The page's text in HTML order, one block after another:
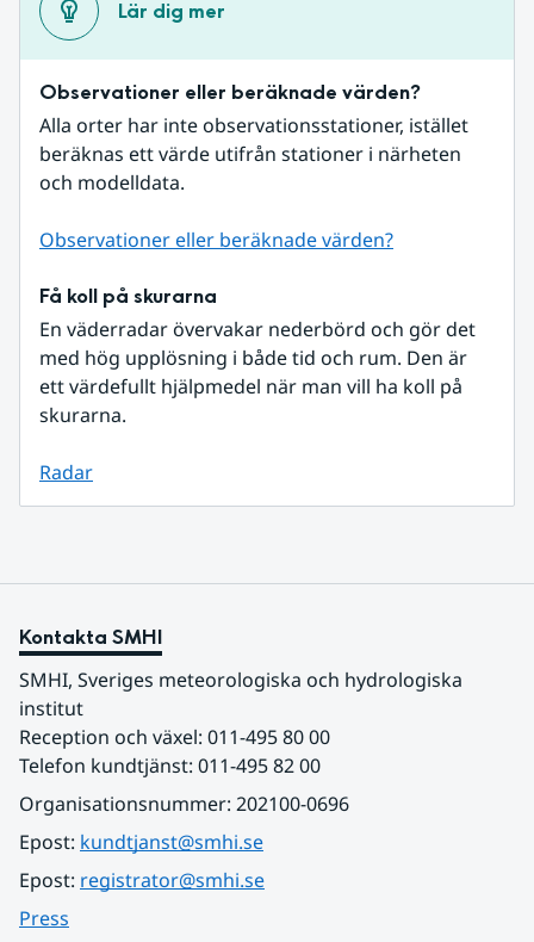
Lär dig mer
Observationer eller beräknade värden?
Alla orter har inte observationsstationer, istället
beräknas ett värde utifrån stationer i närheten
och modelldata.
Observationer eller beräknade värden?
Få koll på skurarna
En väderradar övervakar nederbörd och gör det
med hög upplösning i både tid och rum. Den är
ett värdefullt hjälpmedel när man vill ha koll på
skurarna.
Radar
Kontakta SMHI
SMHI, Sveriges meteorologiska och hydrologiska
institut
Reception och växel: 011-495 80 00
Telefon kundtjänst: 011-495 82 00
Organisationsnummer: 202100-0696
Epost: kundtjanst@smhi.se
Epost: registrator@smhi.se
Press